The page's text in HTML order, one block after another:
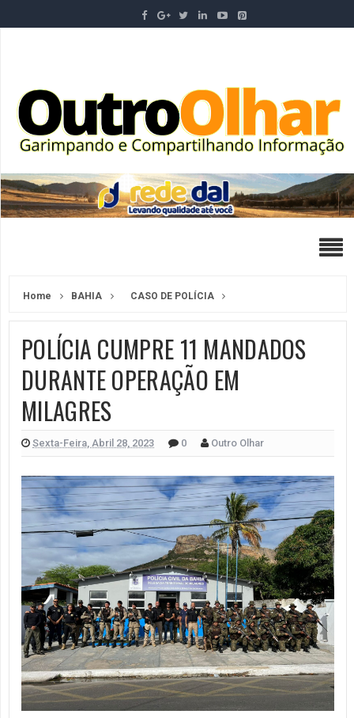
Home BAHIA CASO DE POLÍCIA
POLÍCIA CUMPRE 11 MANDADOS
DURANTE OPERAÇÃO EM
MILAGRES
Sexta-Feira, Abril 28, 2023 0 Outro Olhar